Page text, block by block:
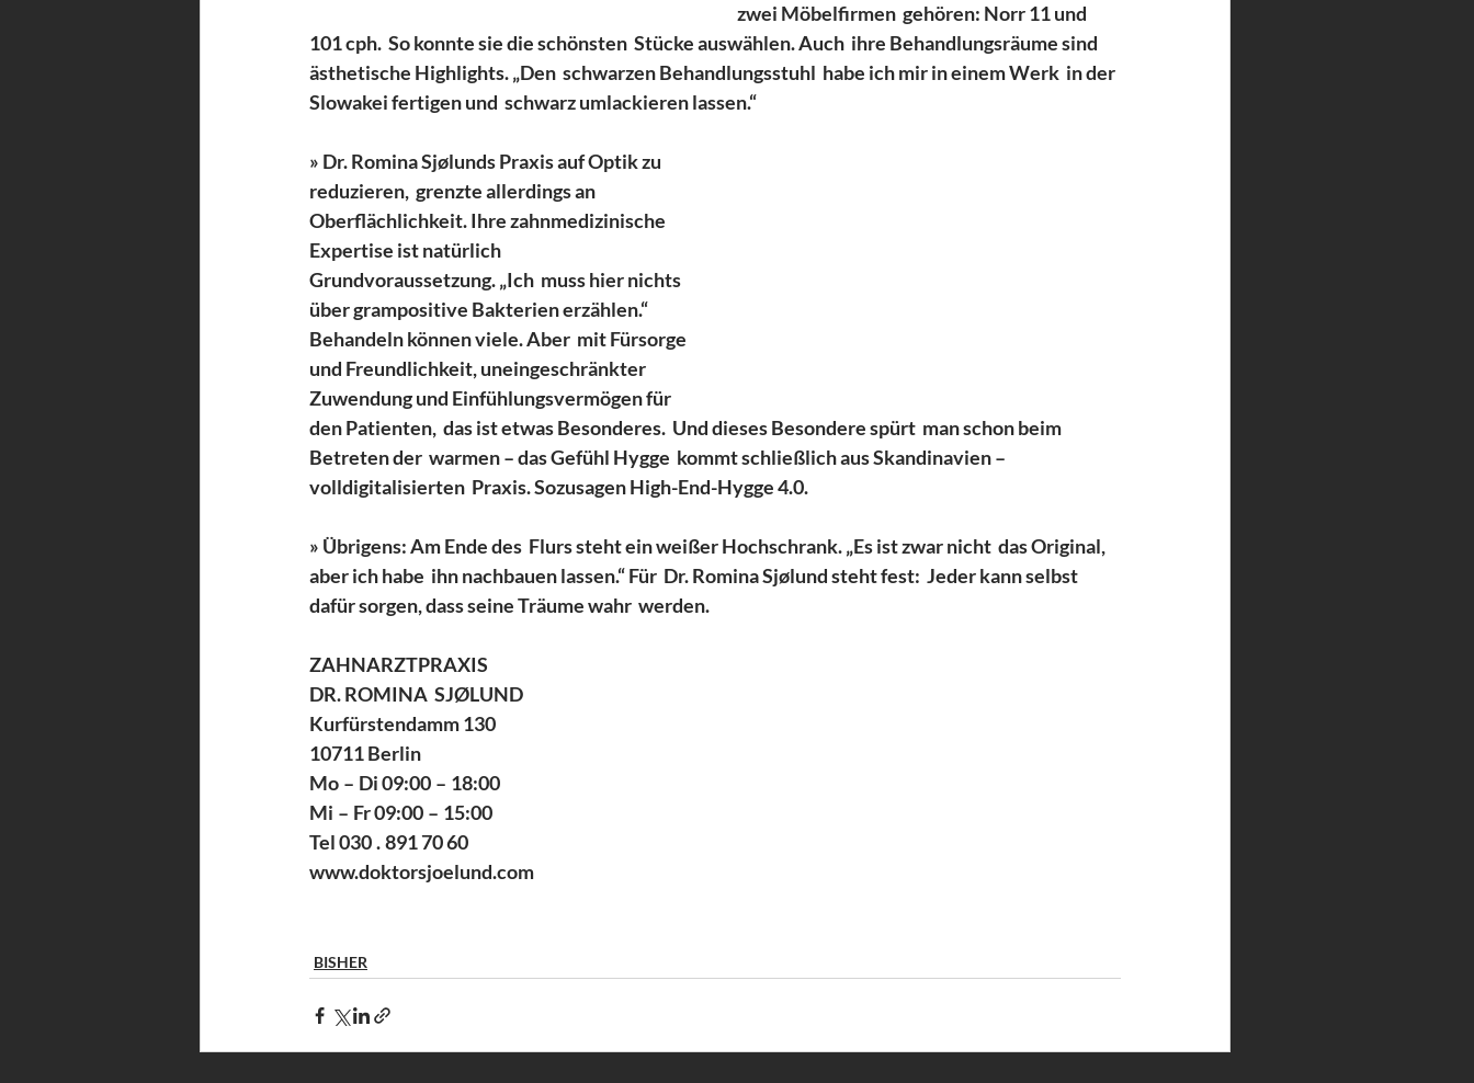
zwei Möbelfirmen  gehören: Norr 11 und
101 cph.  So konnte sie die schönsten  Stücke auswählen. Auch  ihre Behandlungsräume sind
ästhetische Highlights. „Den  schwarzen Behandlungsstuhl  habe ich mir in einem Werk  in der
Slowakei fertigen und  schwarz umlackieren lassen.“
» Dr. Romina Sjølunds Praxis auf Optik zu
reduzieren,  grenzte allerdings an
Oberflächlichkeit. Ihre zahnmedizinische
Expertise ist natürlich
Grundvoraussetzung. „Ich  muss hier nichts
über grampositive Bakterien erzählen.“
Behandeln können viele. Aber  mit Fürsorge
und Freundlichkeit, uneingeschränkter
Zuwendung und Einfühlungsvermögen für
den Patienten,  das ist etwas Besonderes.  Und dieses Besondere spürt  man schon beim
Betreten der  warmen – das Gefühl Hygge  kommt schließlich aus Skandinavien –
volldigitalisierten  Praxis. Sozusagen High-End-Hygge 4.0.
» Übrigens: Am Ende des  Flurs steht ein weißer Hochschrank. „Es ist zwar nicht  das Original,
aber ich habe  ihn nachbauen lassen.“ Für  Dr. Romina Sjølund steht fest:  Jeder kann selbst
dafür sorgen, dass seine Träume wahr  werden.
ZAHNARZTPRAXIS
DR. ROMINA  SJØLUND
Kurfürstendamm 130
10711 Berlin
Mo – Di 09:00 – 18:00
Mi – Fr 09:00 – 15:00
Tel 030 . 891 70 60
www.doktorsjoelund.com
BISHER